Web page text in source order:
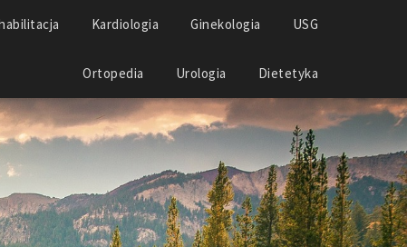
Kardiologia Ginekologia USG
Ortopedia Urologia Dietetyka